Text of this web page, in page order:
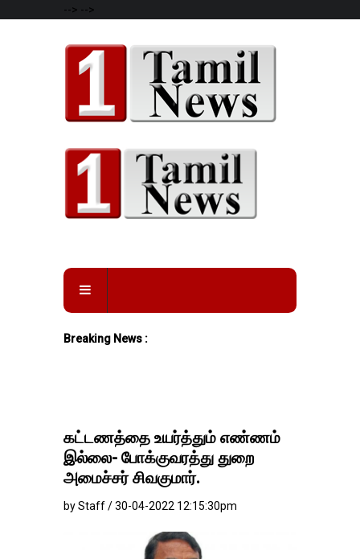
--> -->
Breaking News :
கட்டணத்தை உயர்த்தும் எண்ணம்
இல்லை- போக்குவரத்து துறை
அமைச்சர் சிவகுமார்.
by Staff / 30-04-2022 12:15:30pm